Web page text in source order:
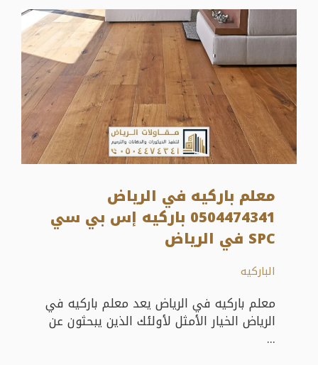
معلم باركيه في الرياض
0504474341 باركيه إس بي سي
SPC في الرياض
الباركيه
معلم باركيه في الرياض يعد معلم باركيه في
الرياض الخيار الأمثل لأولئك الذين يبحثون عن
...